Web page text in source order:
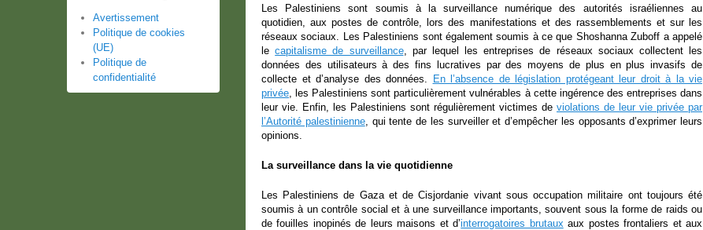
Les Palestiniens sont soumis à la surveillance numérique des autorités israéliennes au
quotidien, aux postes de contrôle, lors des manifestations et des rassemblements et sur les
réseaux sociaux. Les Palestiniens sont également soumis à ce que Shoshanna Zuboff a appelé
lecapitalisme de surveillance, par lequel les entreprises de réseaux sociaux collectent les
données des utilisateurs à des fins lucratives par des moyens de plus en plus invasifs de
collecte et d’analyse des données. En l’absence de législation protégeant leur droit à la vie
privée , les Palestiniens sont particulièrement vulnérables à cette ingérence des entreprises dans
leur vie. Enfin, les Palestiniens sont régulièrement victimes de violations de leur vie privée par
l’Autorité palestinienne, qui tente de les surveiller et d’empêcher les opposants d’exprimer leurs
opinions.
La surveillance dans la vie quotidienne
Les Palestiniens de Gaza et de Cisjordanie vivant sous occupation militaire ont toujours été
soumis à un contrôle social et à une surveillance importants, souvent sous la forme de raids ou
de fouilles inopinés de leurs maisons et d’interrogatoires brutaux aux postes frontaliers et aux
Avertissement
Politique de cookies
(UE)
Politique de
confidentialité